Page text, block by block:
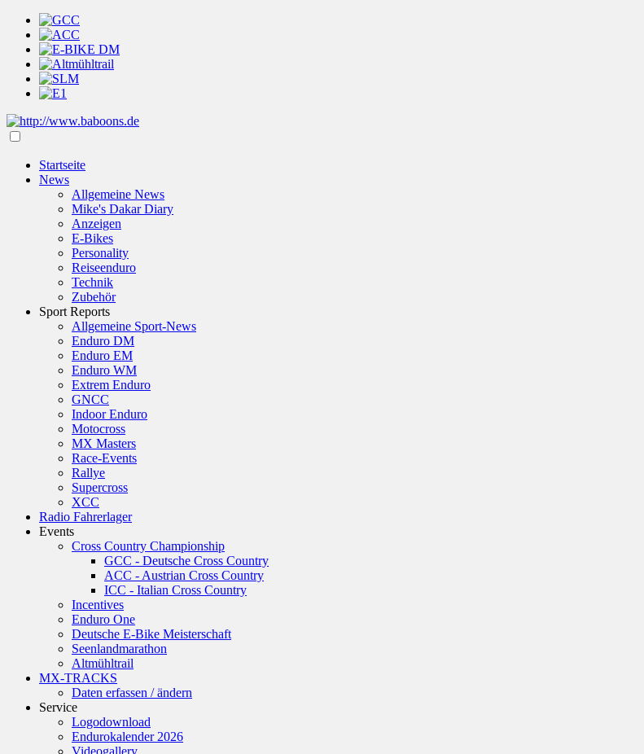
Startseite
News
Allgemeine News
Mike's Dakar Diary
Anzeigen
E-Bikes
Personality
Reiseenduro
Technik
Zubehör
Sport Reports
Allgemeine Sport-News
Enduro DM
Enduro EM
Enduro WM
Extrem Enduro
GNCC
Indoor Enduro
Motocross
MX Masters
Race-Events
Rallye
Supercross
XCC
Radio Fahrerlager
Events
Cross Country Championship
GCC - Deutsche Cross Country
ACC - Austrian Cross Country
ICC - Italian Cross Country
Incentives
Enduro One
Deutsche E-Bike Meisterschaft
Seenlandmarathon
Altmühltrail
MX-TRACKS
Daten erfassen / ändern
Service
Logodownload
Endurokalender 2026
Videogallery